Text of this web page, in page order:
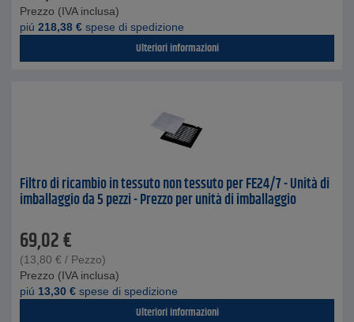
Prezzo (IVA inclusa)
piú 218,38 € spese di spedizione
Ulteriori informazioni
Filtro di ricambio in tessuto non tessuto per FE24/7 - Unità di
imballaggio da 5 pezzi - Prezzo per unità di imballaggio
69,02€
(13,80 € / Pezzo)
Prezzo (IVA inclusa)
piú 13,30 € spese di spedizione
Ulteriori informazioni